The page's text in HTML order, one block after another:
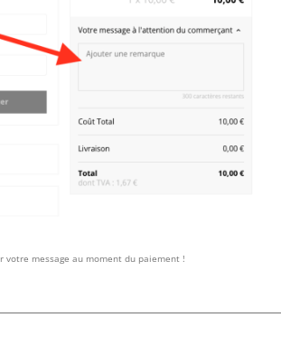
votre message au moment du paiement !